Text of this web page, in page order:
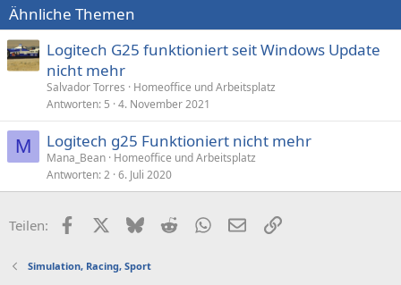
Ähnliche Themen
Logitech G25 funktioniert seit Windows Update
nicht mehr
Salvador Torres
Homeoffice und Arbeitsplatz
Antworten 5 4. November 2021
M Logitech g25 Funktioniert nicht mehr
Mana_Bean Homeoffice und Arbeitsplatz
Antworten 2 6. Juli 2020
Teilen: FacebookX (Twitter)
BlueskyRedditWhatsApp
E-MailLink
Simulation, Racing, Sport